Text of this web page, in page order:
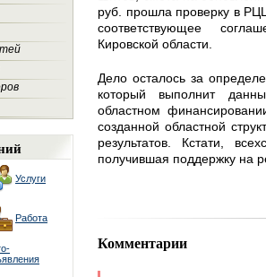
Услуги
Работа
руб. прошла проверку в
соответствующее
Кировской области.
Дело осталось за
который выполнит
областном
созданной областной
результатов. Кстати,
получившая поддержку на
Комментарии